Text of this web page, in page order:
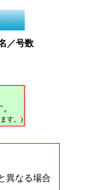
／号数
す。)
異なる場合